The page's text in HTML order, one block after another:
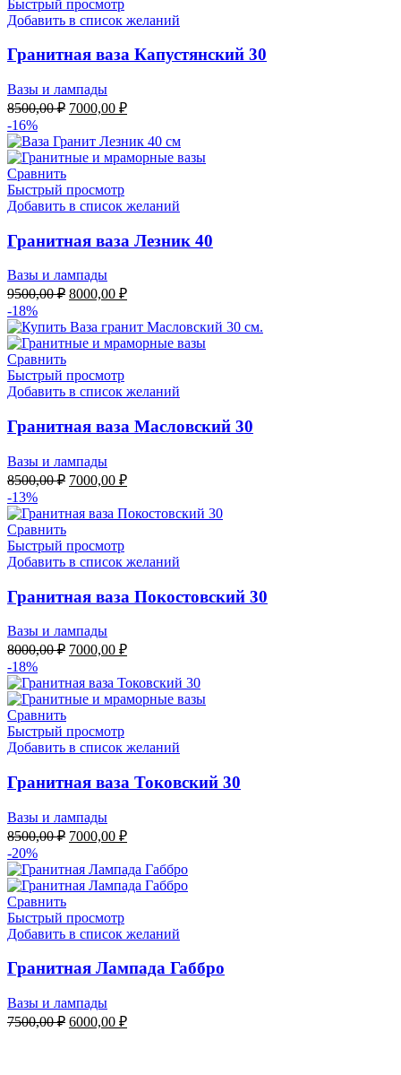
Быстрый просмотр
Добавить в список желаний
Гранитная ваза Капустянский 30
Вазы и лампады
8500,00₽ Первоначальная
составляла
8500,00 ₽.
7000,00 ₽Текущая
7000,00 ₽.
-16%
Сравнить
Быстрый просмотр
Добавить в список желаний
Гранитная ваза Лезник 40
Вазы и лампады
9500,00₽ Первоначальная
составляла
9500,00 ₽.
8000,00 ₽Текущая
8000,00 ₽.
-18%
Сравнить
Быстрый просмотр
Добавить в список желаний
Гранитная ваза Масловский 30
Вазы и лампады
8500,00₽ Первоначальная
составляла
7000,00 ₽Текущая
7000,00 ₽.
-13%
Сравнить
Быстрый просмотр
Добавить в список желаний
Гранитная ваза Покостовский 30
Вазы и лампады
8000,00₽ Первоначальная
составляла
8000,00 ₽.
7000,00 ₽Текущая
7000,00 ₽.
-18%
Сравнить
Быстрый просмотр
Добавить в список желаний
Гранитная ваза Токовский 30
Вазы и лампады
8500,00₽ Первоначальная
составляла
8500,00 ₽.
7000,00 ₽Текущая
7000,00 ₽.
-20%
Сравнить
Быстрый просмотр
Добавить в список желаний
Гранитная Лампада Габбро
Вазы и лампады
7500,00₽ Первоначальная
6000,00 ₽Текущая